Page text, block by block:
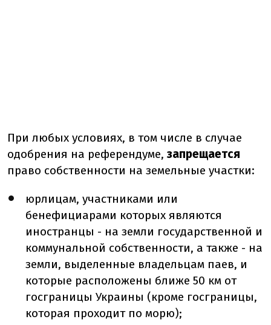
При любых условиях, в том числе в случае
одобрения на референдуме, запрещается
право собственности на земельные участки:
юрлицам, участниками или
бенефициарами которых являются
иностранцы - на земли государственной и
коммунальной собственности, а также - на
земли, выделенные владельцам паев, и
которые расположены ближе 50 км от
госграницы Украины (кроме госграницы,
которая проходит по морю);